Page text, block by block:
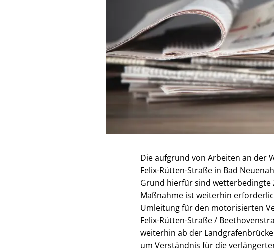
Die aufgrund von Arbeiten an der
Felix-Rütten-Straße in Bad
Grund hierfür sind wetterbedingte
Maßnahme ist weiterhin
Umleitung für den motorisierten
Felix-Rütten-Straße /
weiterhin ab der
um Verständnis für die